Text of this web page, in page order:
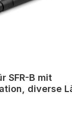
SFR-B mit
diverse